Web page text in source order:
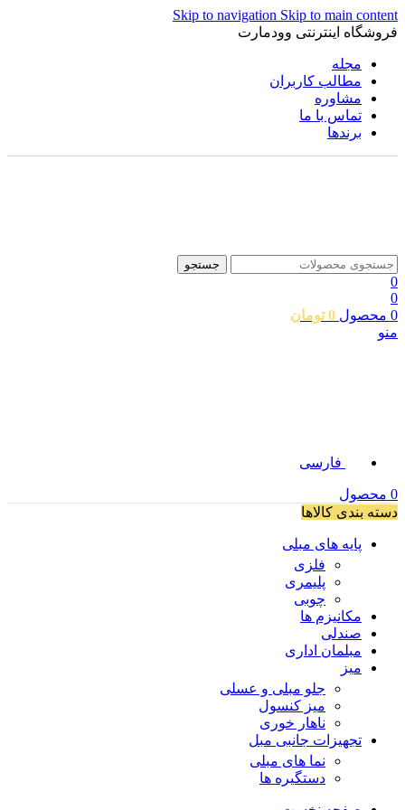
Skip to navigation Skip to main content
فروشگاه اینترنتی وودمارت
مجله
مطالب کاربران
مشاوره
تماس با ما
برندها
جستجو
0
0
0 محصول 0 تومان
منو
فارسی
0 محصول
دسته بندی کالاها
پایه های مبلی
فلزی
پلیمری
چوبی
مکانیزم ها
صندلی
مبلمان اداری
میز
جلو مبلی و عسلی
میز کنسول
ناهار خوری
تجهیزات جانبی مبل
نما های مبلی
دستگیره ها